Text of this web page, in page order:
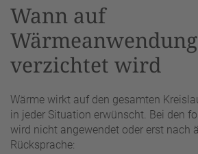
Wann auf
verzichtet wird
Wärme wirkt auf den gesamten
in jeder Situation erwünscht. Bei den
wird nicht angewendet oder erst nach
Rücksprache: